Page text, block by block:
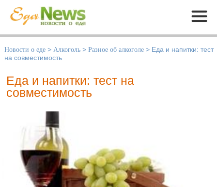
Меню
Новости о еде > Алкоголь > Разное об алкоголе > Еда и напитки: тест
на совместимость
Еда и напитки: тест на
совместимость